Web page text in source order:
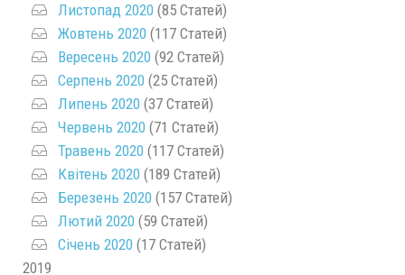
Листопад 2020 (85 Статей)
Жовтень 2020 (117 Статей)
Вересень 2020 (92 Статей)
Серпень 2020 (25 Статей)
Липень 2020 (37 Статей)
Червень 2020 (71 Статей)
Травень 2020 (117 Статей)
Квітень 2020 (189 Статей)
Березень 2020 (157 Статей)
Лютий 2020 (59 Статей)
Січень 2020 (17 Статей)
2019